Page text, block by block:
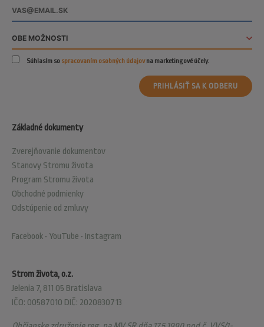
Strom života, o.z.
Jelenia 7, 811 05 Bratislava
IČO: 00587010 DIČ: 2020830713
Základné dokumenty
Zverejňovanie dokumentov
Stanovy Stromu života
Program Stromu života
Obchodné podmienky
Odstúpenie od zmluvy
Facebook • YouTube • Instagram
Súhlasím so spracovaním osobných údajovna marketingové účely.
PRIHLÁSIŤ SA K ODBERU